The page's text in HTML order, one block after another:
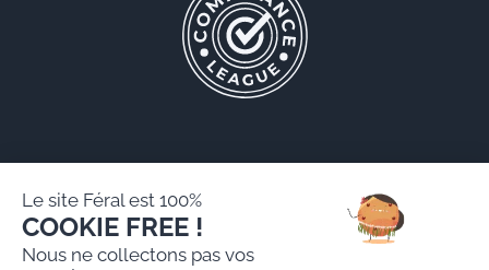
Le site Féral est 100%
COOKIE FREE !
Nous ne collectons pas vos